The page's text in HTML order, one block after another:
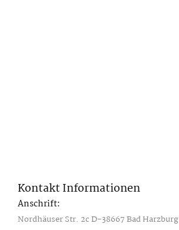
Kontakt Informationen
Anschrift:
Nordhäuser Str. 2c D-38667 Bad Harzburg